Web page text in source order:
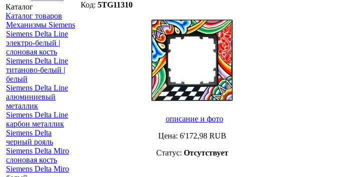
Каталог
Каталог товаров
Механизмы Siemens
Siemens Delta Line
электро-белый |
слоновая кость
Siemens Delta Line
титаново-белый |
белый
Siemens Delta Line
алюминиевый
металлик
Siemens Delta Line
карбон металлик
Siemens Delta
черный рояль
Siemens Delta Miro
слоновая кость
Siemens Delta Miro
Код: 5TG11310
описание и фото
Цена: 6'172,98RUB
Статус: Отсутствует